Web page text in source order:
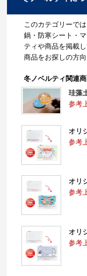
このカテゴリーで
鍋・防寒シート・
ティや商品を掲載
商品をお探しの方
冬ノベルティ関連
珪藻
参考
オリ
参考
オリ
参考
オリ
参考